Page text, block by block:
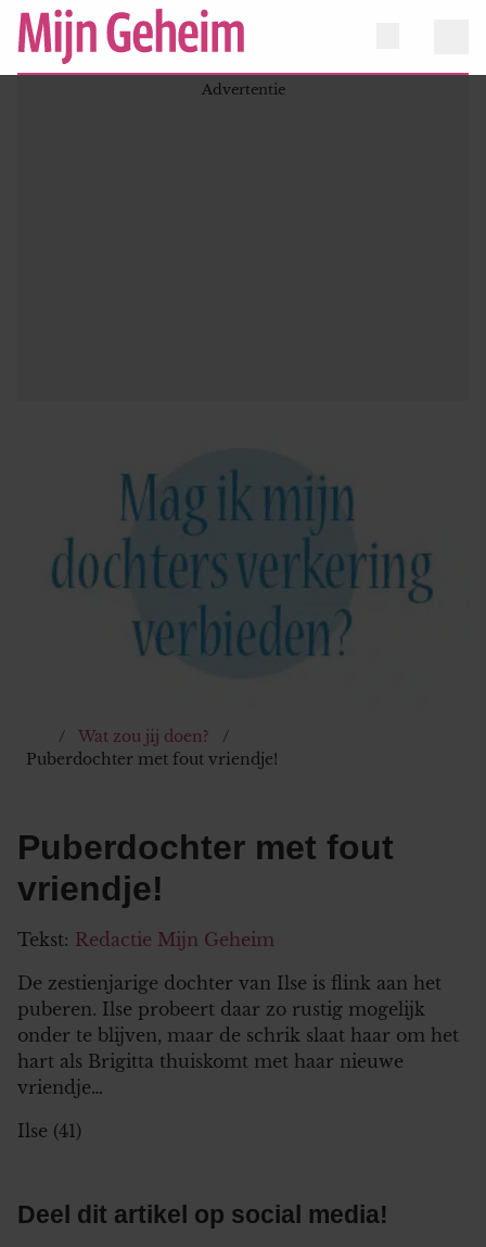
Wat zou jij doen?
Puberdochter met fout vriendje!
Puberdochter met fout
vriendje!
Tekst: Redactie Mijn Geheim
De zestienjarige dochter van Ilse is flink aan het
puberen. Ilse probeert daar zo rustig mogelijk
onder te blijven, maar de schrik slaat haar om het
hart als Brigitta thuiskomt met haar nieuwe
vriendje…
Ilse (41)
Deel dit artikel op social media!